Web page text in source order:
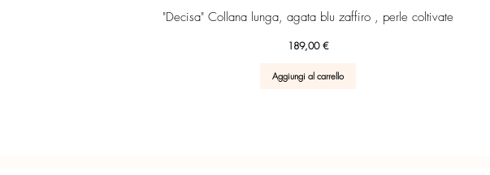
Vista rapida
"Decisa" Collana lunga, agata blu zaffiro , perle coltivate
Prezzo
189,00 €
Aggiungi al carrello